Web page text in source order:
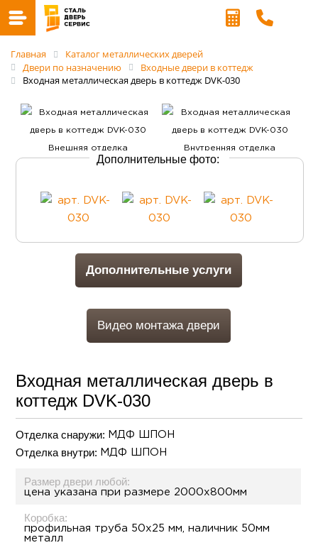
Главная
Каталог металлических дверей
Двери по назначению
Входные двери в коттедж
Входная металлическая дверь в коттедж DVK-030
Дополнительные фото:
Дополнительные услуги
Видео монтажа двери
Входная металлическая дверь в
коттедж DVK-030
Отделка снаружи: МДФ ШПОН
Отделка внутри: МДФ ШПОН
Размер двери любой:
цена указана при размере 2000х800мм
Коробка:
профильная труба 50х25 мм, наличник 50мм
металл